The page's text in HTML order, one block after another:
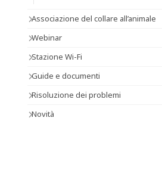
Associazione del collare all’animale
Webinar
Stazione Wi-Fi
Guide e documenti
Risoluzione dei problemi
Novità